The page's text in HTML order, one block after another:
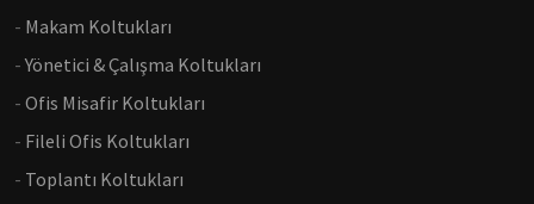
- Makam Koltukları
-Yönetici & Çalışma Koltukları
- Ofis Misafir Koltukları
- Fileli Ofis Koltukları
- Toplantı Koltukları